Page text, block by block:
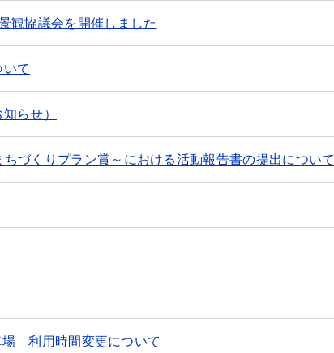
観協議会を開催しました
て
らせ）
づくりプラン賞～における活動報告書の提出について
場 利用時間変更について